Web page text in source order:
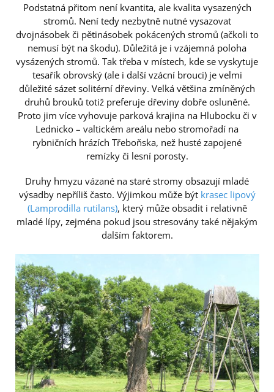
Podstatná přitom není kvantita, ale kvalita vysazených
stromů. Není tedy nezbytně nutné vysazovat
dvojnásobek či pětinásobek pokácených stromů (ačkoli to
nemusí být na škodu). Důležitá je i vzájemná poloha
vysázených stromů. Tak třeba v místech, kde se vyskytuje
tesařík obrovský (ale i další vzácní brouci) je velmi
důležité sázet solitérní dřeviny. Velká většina zmíněných
druhů brouků totiž preferuje dřeviny dobře osluněné.
Proto jim více vyhovuje parková krajina na Hlubocku či v
Lednicko – valtickém areálu nebo stromořadí na
rybničních hrázích Třeboňska, než husté zapojené
remízky či lesní porosty.
Druhy hmyzu vázané na staré stromy obsazují mladé
výsadby nepříliš často. Výjimkou může být krasec lipový
(Lamprodilla rutilans), který může obsadit i relativně
mladé lípy, zejména pokud jsou stresovány také nějakým
dalším faktorem.